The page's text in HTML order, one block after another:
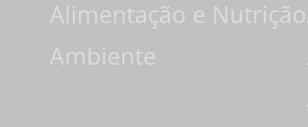
Alimentação e Nutrição
Ambiente